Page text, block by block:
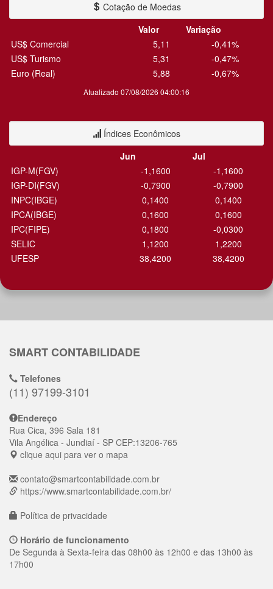
Cotação de Moedas
Valor
Variação
Atualizado 07/08/2026 04:00:16
US$ Comercial 5,11
-0,41%
US$ Turismo
5,31
-0,47%
Euro (Real)
5,88 -0,67%
Índices Econômicos
Jun
Jul
IGP-M(FGV)
-1,1600
-1,1600
IGP-DI(FGV)
-0,7900
-0,7900
INPC(IBGE)
0,1400
0,1400
IPCA(IBGE)
0,1600
0,1600
IPC(FIPE)
0,1800
-0,0300
SELIC
1,1200
1,2200
UFESP
38,4200 38,4200
SMART CONTABILIDADE
Telefones
(11) 97199-3101
Endereço
Rua Cica, 396 Sala 181
Vila Angélica - Jundiaí - SP CEP:13206-765
clique aqui para ver o mapa
contato@smartcontabilidade.com.br
https://www.smartcontabilidade.com.br/
Política de privacidade
Horário de funcionamento
De Segunda à Sexta-feira das 08h00 às 12h00 e das 13h00 às
17h00